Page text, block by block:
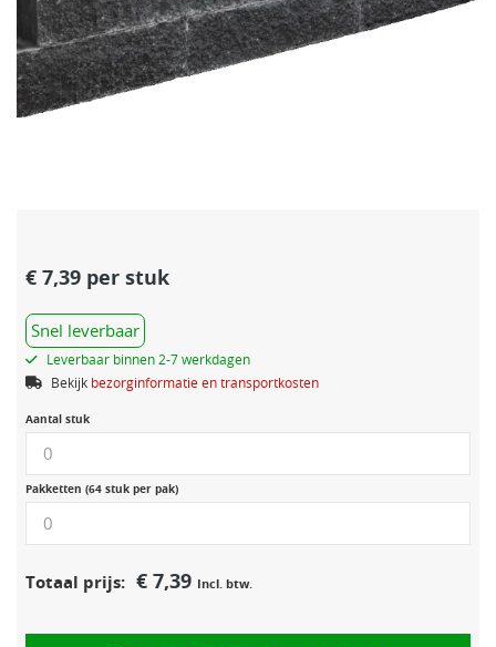
€ 7,39 per stuk
Snel leverbaar
Leverbaar binnen 2-7 werkdagen
Bekijk bezorginformatie en transportkosten
Aantal stuk
Pakketten (64 stuk per pak)
Totaal prijs: € 7,39 Incl. btw.